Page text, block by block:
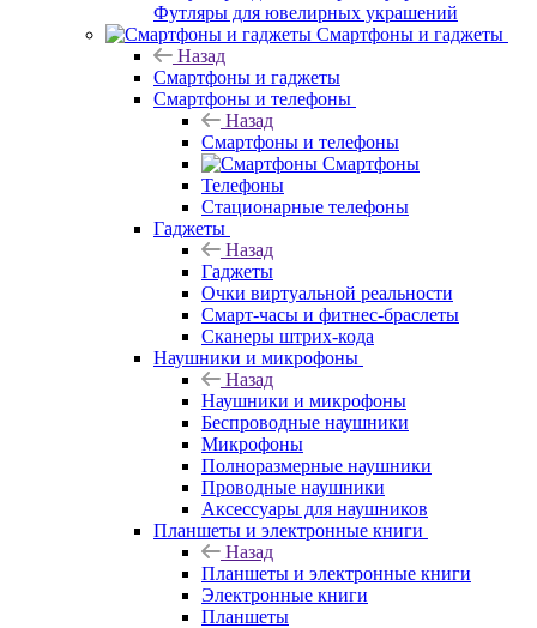
Футляры для ювелирных украшений
Смартфоны и гаджеты
Назад
Смартфоны и гаджеты
Смартфоны и телефоны
Назад
Смартфоны и телефоны
Смартфоны
Телефоны
Стационарные телефоны
Гаджеты
Назад
Гаджеты
Очки виртуальной реальности
Смарт-часы и фитнес-браслеты
Сканеры штрих-кода
Наушники и микрофоны
Назад
Наушники и микрофоны
Беспроводные наушники
Микрофоны
Полноразмерные наушники
Проводные наушники
Аксессуары для наушников
Планшеты и электронные книги
Назад
Планшеты и электронные книги
Электронные книги
Планшеты